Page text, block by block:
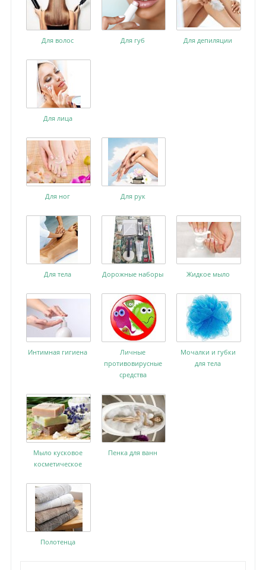
Для волос Для губ Для депиляции
Для лица
Для ног Для рук
Для тела Дорожные наборы Жидкое мыло
Интимная гигиена
Личные
противовирусные
средства
Мочалки и губки
для тела
Мыло кусковое
косметическое
Пенка для ванн
Полотенца